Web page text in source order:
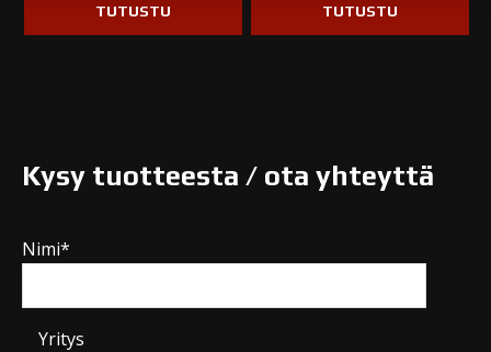
TUTUSTU TUTUSTU
Kysy tuotteesta / ota yhteyttä
Nimi*
Yritys